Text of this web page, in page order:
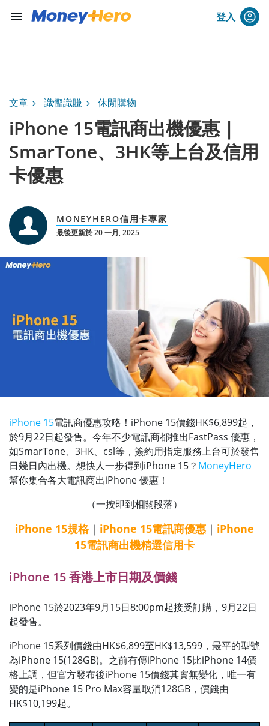
menu 登入
文章 識慳識賺 休閒購物
iPhone 15電訊商出機優惠｜
SmarTone、3HK等上台及信用
卡優惠
MONEYHERO信用卡專家
最後更新於 20 一月, 2025
iPhone 15電訊商優惠攻略！iPhone 15價錢HK$6,899起，
於9月22日起發售。今年不少電訊商都推出FastPass 優惠，
如SmarTone、3HK、csl等，簽約用指定服務上台可於發售
日幾日內出機。想快人一步得到iPhone 15？ MoneyHero
幫你集合各大電訊商出iPhone 優惠！
（一按即到相關段落）
iPhone 15規格｜ iPhone 15電訊商優惠 ｜ iPhone
15電訊商出機精選信用卡
iPhone 15 香港上市日期及價錢
iPhone 15於2023年9月15日8:00pm起接受訂購，9月22日
起發售。
iPhone 15系列價錢由HK$6,899至HK$13,599，最平的型號
為iPhone 15(128GB)。之前有傳iPhone 15比iPhone 14價
格上調，但官方發布後iPhone 15價錢其實無變化，唯一有
變的是iPhone 15 Pro Max容量取消128GB，價錢由
HK$10,199起。